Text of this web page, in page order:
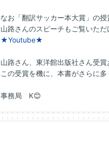
なお「翻訳サッカー本大賞」の
山路さんのスピーチもご覧いただ
★Youtube★
山路さん、東洋館出版社さん受賞
この受賞を機に、本書がさらに
事務局 K😊